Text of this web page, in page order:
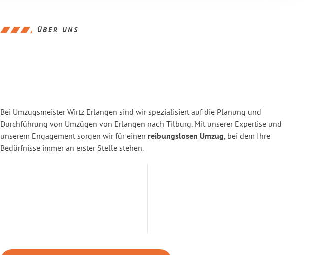
ÜBER UNS
Bei Umzugsmeister Wirtz Erlangen sind wir spezialisiert auf die Planung und
Durchführung von Umzügen von Erlangen nach Tilburg. Mit unserer Expertise und
unserem Engagement sorgen wir für einen reibungslosen Umzug, bei dem Ihre
Bedürfnisse immer an erster Stelle stehen.